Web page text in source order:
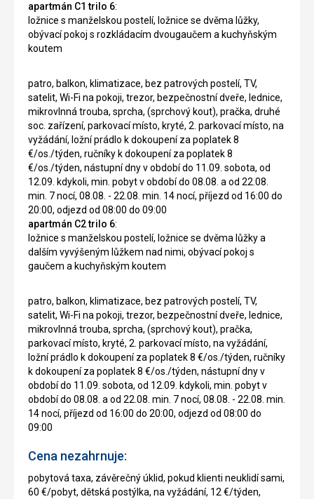
apartmán C1 trilo 6:
ložnice s manželskou postelí, ložnice se dvěma lůžky,
obývací pokoj s rozkládacím dvougaučem a kuchyňským
koutem
patro, balkon, klimatizace, bez patrových postelí, TV,
satelit, Wi-Fi na pokoji, trezor, bezpečnostní dveře, lednice,
mikrovlnná trouba, sprcha, (sprchový kout), pračka, druhé
soc. zařízení, parkovací místo, kryté, 2. parkovací místo, na
vyžádání, ložní prádlo k dokoupení za poplatek 8
€/os./týden, ručníky k dokoupení za poplatek 8
€/os./týden, nástupní dny v období do 11.09. sobota, od
12.09. kdykoli, min. pobyt v období do 08.08. a od 22.08.
min. 7 nocí, 08.08. - 22.08. min. 14 nocí, příjezd od 16:00 do
20:00, odjezd od 08:00 do 09:00
apartmán C2 trilo 6:
ložnice s manželskou postelí, ložnice se dvěma lůžky a
dalším vyvýšeným lůžkem nad nimi, obývací pokoj s
gaučem a kuchyňským koutem
patro, balkon, klimatizace, bez patrových postelí, TV,
satelit, Wi-Fi na pokoji, trezor, bezpečnostní dveře, lednice,
mikrovlnná trouba, sprcha, (sprchový kout), pračka,
parkovací místo, kryté, 2. parkovací místo, na vyžádání,
ložní prádlo k dokoupení za poplatek 8 €/os./týden, ručníky
k dokoupení za poplatek 8 €/os./týden, nástupní dny v
období do 11.09. sobota, od 12.09. kdykoli, min. pobyt v
období do 08.08. a od 22.08. min. 7 nocí, 08.08. - 22.08. min.
14 nocí, příjezd od 16:00 do 20:00, odjezd od 08:00 do
09:00
Cena nezahrnuje:
pobytová taxa, závěrečný úklid, pokud klienti neuklidí sami,
60 €/pobyt, dětská postýlka, na vyžádání, 12 €/týden,